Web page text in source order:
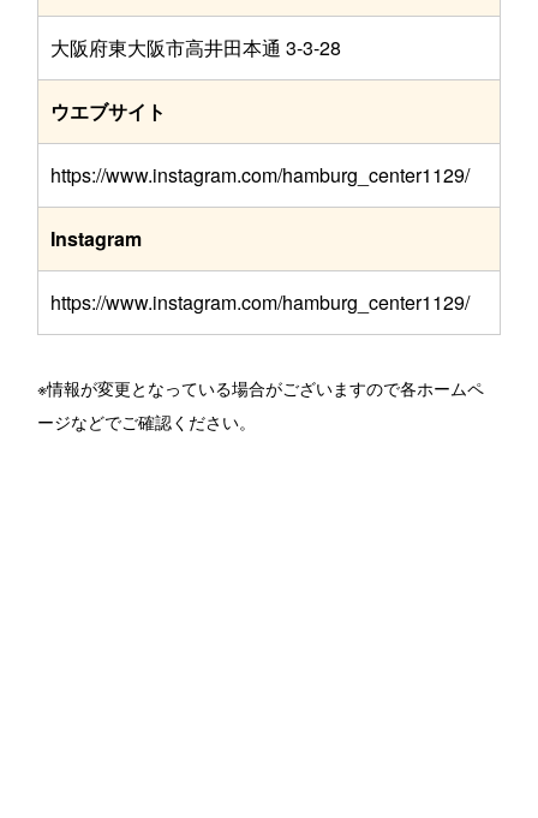
大阪府東大阪市高井田本通 3-3-28
ウエブサイト
https://www.instagram.com/hamburg_center1129/
Instagram
https://www.instagram.com/hamburg_center1129/
※情報が変更となっている場合がございますので各ホームペ
ージなどでご確認ください。